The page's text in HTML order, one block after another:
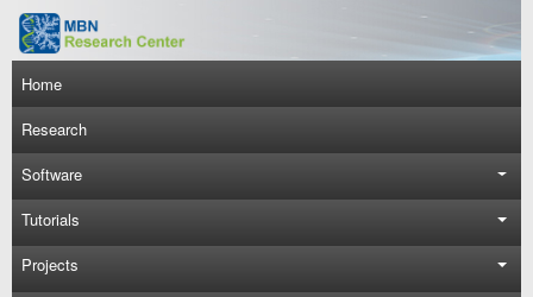
Skip to main content
Main navigation
Home
Research
Software
Tutorials
Projects